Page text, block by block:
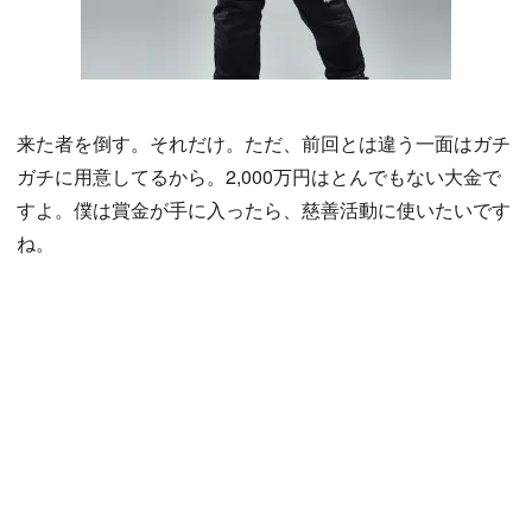
来た者を倒す。それだけ。ただ、前回とは違う一面はガチ
ガチに用意してるから。2,000万円はとんでもない大金で
すよ。僕は賞金が手に入ったら、慈善活動に使いたいです
ね。